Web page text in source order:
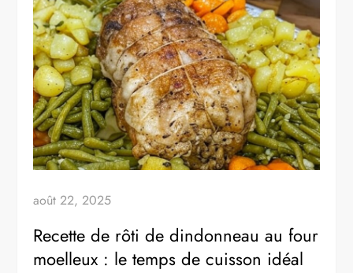
août 22, 2025
Recette de rôti de dindonneau au four
moelleux : le temps de cuisson idéal